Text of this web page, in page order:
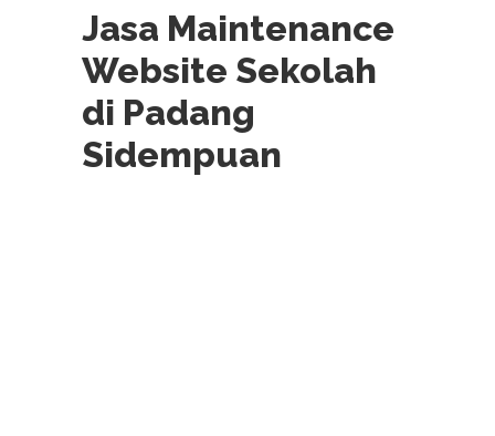
Jasa Maintenance
Website Sekolah
di Padang
Sidempuan